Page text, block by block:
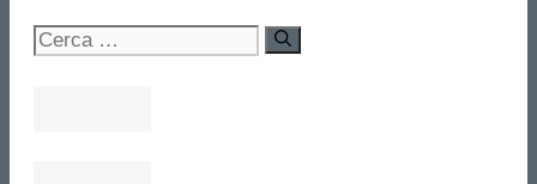
Ricerca